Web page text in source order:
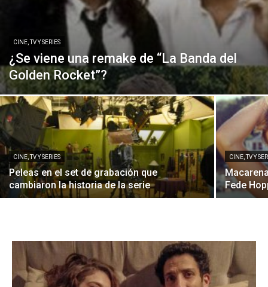
CINE, TV Y SERIES
¿Se viene una remake de “La Banda del
Golden Rocket”?
CINE, TV Y SERIES
Peleas en el set de grabación que
cambiaron la historia de la serie
CINE, TV Y
Fede